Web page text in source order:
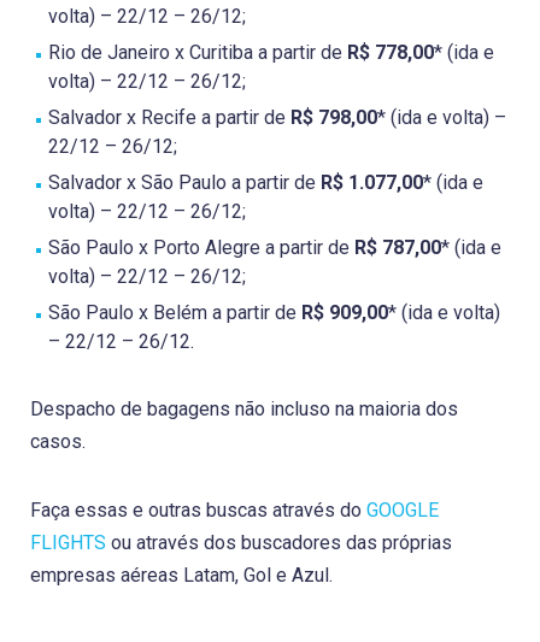
volta) – 22/12 – 26/12;
Rio de Janeiro x Curitiba a partir de R$ 778,00* (ida e
volta) – 22/12 – 26/12;
Salvador x Recife a partir de R$ 798,00* (ida e volta) –
22/12 – 26/12;
Salvador x São Paulo a partir de R$ 1.077,00* (ida e
volta) – 22/12 – 26/12;
São Paulo x Porto Alegre a partir de R$ 787,00* (ida e
volta) – 22/12 – 26/12;
São Paulo x Belém a partir de R$ 909,00* (ida e volta)
– 22/12 – 26/12.
Despacho de bagagens não incluso na maioria dos
casos.
Faça essas e outras buscas através do GOOGLE
FLIGHTS ou através dos buscadores das próprias
empresas aéreas Latam, Gol e Azul.